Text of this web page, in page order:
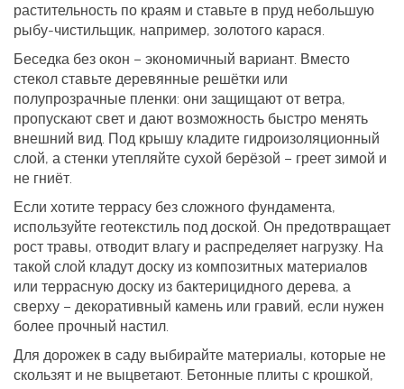
растительность по краям и ставьте в пруд небольшую
рыбу‑чистильщик, например, золотого карася.
Беседка без окон – экономичный вариант. Вместо
стекол ставьте деревянные решётки или
полупрозрачные пленки: они защищают от ветра,
пропускают свет и дают возможность быстро менять
внешний вид. Под крышу кладите гидроизоляционный
слой, а стенки утепляйте сухой берёзой – греет зимой и
не гниёт.
Если хотите террасу без сложного фундамента,
используйте геотекстиль под доской. Он предотвращает
рост травы, отводит влагу и распределяет нагрузку. На
такой слой кладут доску из композитных материалов
или террасную доску из бактерицидного дерева, а
сверху – декоративный камень или гравий, если нужен
более прочный настил.
Для дорожек в саду выбирайте материалы, которые не
скользят и не выцветают. Бетонные плиты с крошкой,